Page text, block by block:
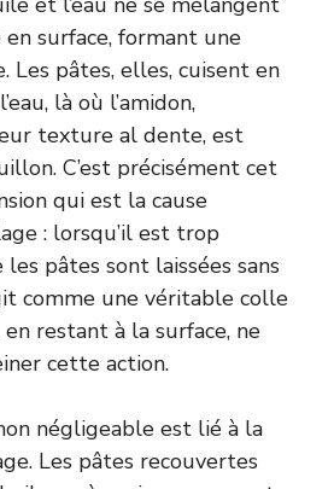
surface, formant une
Les pâtes, elles, cuisent en
là où l’amidon,
texture al dente, est
C’est précisément cet
qui est la cause
: lorsqu’il est trop
pâtes sont laissées sans
comme une véritable colle
restant à la surface, ne
cette action.
négligeable est lié à la
Les pâtes recouvertes